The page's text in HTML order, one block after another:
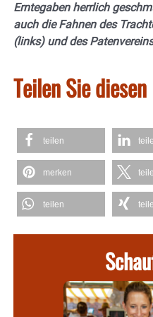
Erntegaben herrlich
auch die Fahnen des
(links) und des
Teilen Sie
teilen
merken
teilen